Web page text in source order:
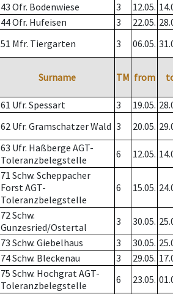
43 Ofr. Bodenwiese 3 12.05.
44 Ofr. Hufeisen 3 22.05.
51 Mfr. Tiergarten 3 06.05.
Surname TM from
61 Ufr. Spessart 3 19.05.
62 Ufr. Gramschatzer Wald 3 20.05.
63 Ufr. Haßberge AGT-
Toleranzbelegstelle
6 12.05.
71 Schw. Scheppacher
Forst AGT-
Toleranzbelegstelle
6 15.05.
72 Schw.
Gunzesried/Ostertal
3 30.05.
73 Schw. Giebelhaus 3 30.05.
74 Schw. Bleckenau 3 29.05.
75 Schw. Hochgrat AGT-
Toleranzbelegstelle
6 23.05.